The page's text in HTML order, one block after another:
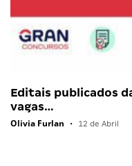
Editais publicados
vagas…
Olivia Furlan • 12 de Abril